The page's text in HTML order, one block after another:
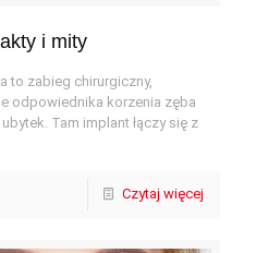
i mity
to zabieg chirurgiczny,
odpowiednika korzenia zęba
Tam implant łączy się z
Czytaj więcej